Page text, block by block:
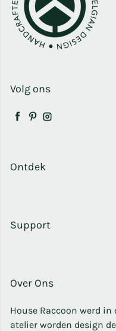
Volg ons
Facebook
Pinterest
Instagram
Ontdek
Support
Over Ons
House Raccoon werd
atelier worden design